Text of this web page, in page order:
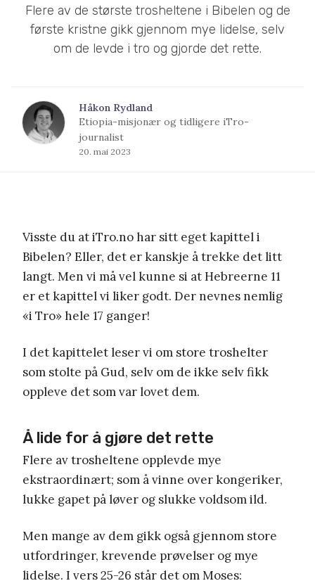
Flere av de største trosheltene i Bibelen og de
første kristne gikk gjennom mye lidelse, selv
om de levde i tro og gjorde det rette.
Håkon Rydland
Etiopia-misjonær og tidligere iTro-
journalist
20. mai 2023
Visste du at iTro.no har sitt eget kapittel i
Bibelen? Eller, det er kanskje å trekke det litt
langt. Men vi må vel kunne si at Hebreerne 11
er et kapittel vi liker godt. Der nevnes nemlig
«i Tro» hele 17 ganger!
I det kapittelet leser vi om store troshelter
som stolte på Gud, selv om de ikke selv fikk
oppleve det som var lovet dem.
Å lide for å gjøre det rette
Flere av trosheltene opplevde mye
ekstraordinært; som å vinne over kongeriker,
lukke gapet på løver og slukke voldsom ild.
Men mange av dem gikk også gjennom store
utfordringer, krevende prøvelser og mye
lidelse. I vers 25-26 står det om Moses: